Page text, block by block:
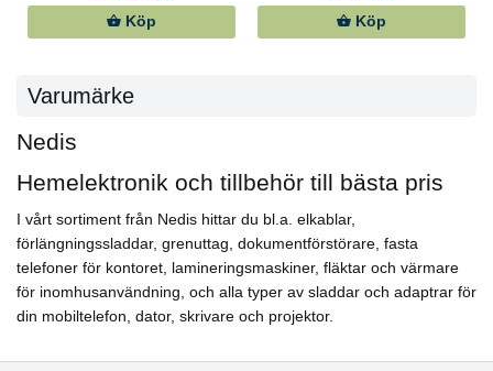
Köp Köp
Varumärke
Nedis
Hemelektronik och tillbehör till bästa pris
I vårt sortiment från Nedis hittar du bl.a. elkablar,
förlängningssladdar, grenuttag, dokumentförstörare, fasta
telefoner för kontoret, lamineringsmaskiner, fläktar och värmare
för inomhusanvändning, och alla typer av sladdar och adaptrar för
din mobiltelefon, dator, skrivare och projektor.